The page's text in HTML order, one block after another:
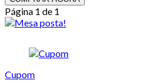
Página 1 de 1
Cupom